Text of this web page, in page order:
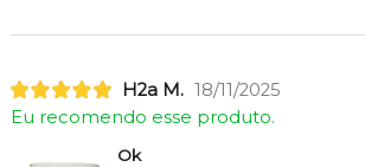
H2a M. 18/11/2025
Eu recomendo esse produto.
Ok